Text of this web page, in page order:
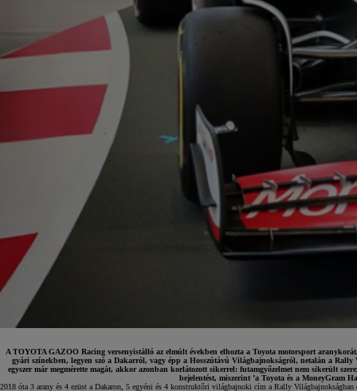
7 700 000 Ft-tól
A TOYOTA GAZOO Racing versenyistálló az elmúlt években elhozta a Toyota motorsport
gyári színekben, legyen szó a Dakarról, vagy épp a Hosszútávú Világbajnokságról, netalán a
egyszer már megmérette magát, akkor azonban korlátozott sikerrel: futamgyőzelmet nem sikerült
bejelentést, miszerint ’a Toyota és a MoneyGram
2018 óta 3 arany és 4 ezüst a Dakaron, 5 egyéni és 4 konstruktőri világbajnoki cím a Rally